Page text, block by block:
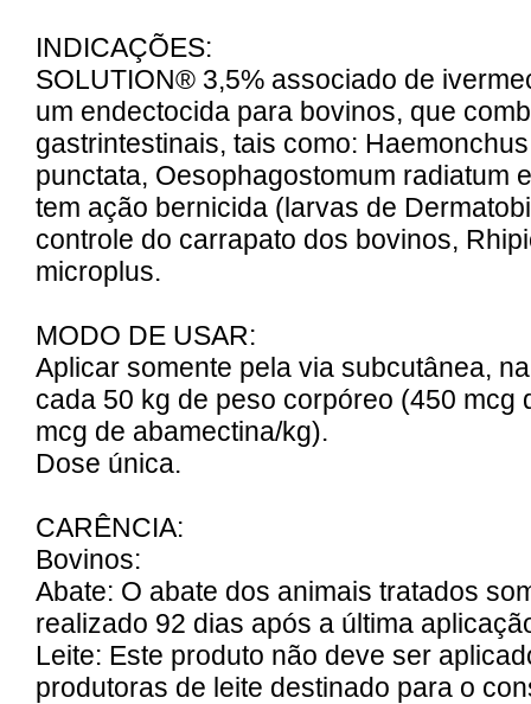
INDICAÇÕES:
SOLUTION® 3,5% associado de
um endectocida para bovinos, que
gastrintestinais, tais como:
punctata, Oesophagostomum radiatum
tem ação bernicida (larvas de
controle do carrapato dos bovinos,
microplus.
MODO DE USAR:
Aplicar somente pela via subcutânea,
cada 50 kg de peso corpóreo (450 mcg
mcg de abamectina/kg).
Dose única.
CARÊNCIA:
Bovinos:
Abate: O abate dos animais tratados
realizado 92 dias após a última
Leite: Este produto não deve ser
produtoras de leite destinado para o